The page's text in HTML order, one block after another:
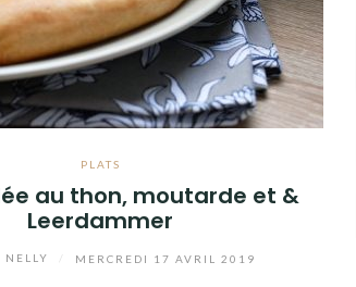
PLATS
au thon, moutarde et &
Leerdammer
NELLY MERCREDI 17 AVRIL 2019